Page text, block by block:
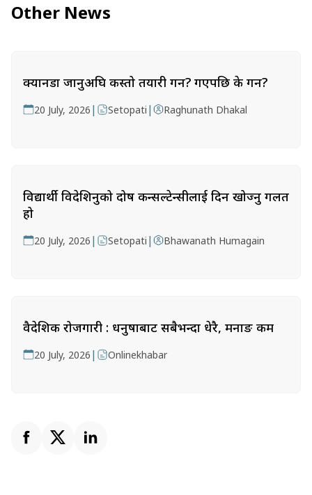
Other News
क्यानडा जानुअघि कस्तो तयारी गर्ने? गएपछि के गर्ने?
20 July, 2026 | Setopati | Raghunath Dhakal
विद्यार्थी विदेशिनुको दोष कन्सल्टेन्सीलाई दिन खोज्नु गलत
हो
20 July, 2026 | Setopati | Bhawanath Humagain
वैदेशिक रोजगारी : धनुषाबाट सबैभन्दा धेरै, मनाङ कम
20 July, 2026 | Onlinekhabar